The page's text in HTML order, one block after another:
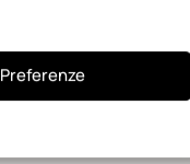
Preferenze